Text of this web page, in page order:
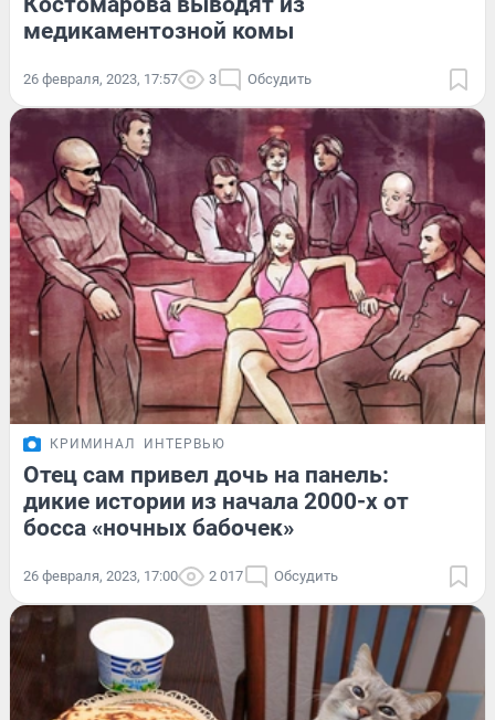
медикаментозной комы
26 февраля, 2023, 17:57 3 Обсудить
КРИМИНАЛ ИНТЕРВЬЮ
Отец сам привел дочь на панель:
дикие истории из начала 2000-х от
босса «ночных бабочек»
26 февраля, 2023, 17:00 2 017 Обсудить